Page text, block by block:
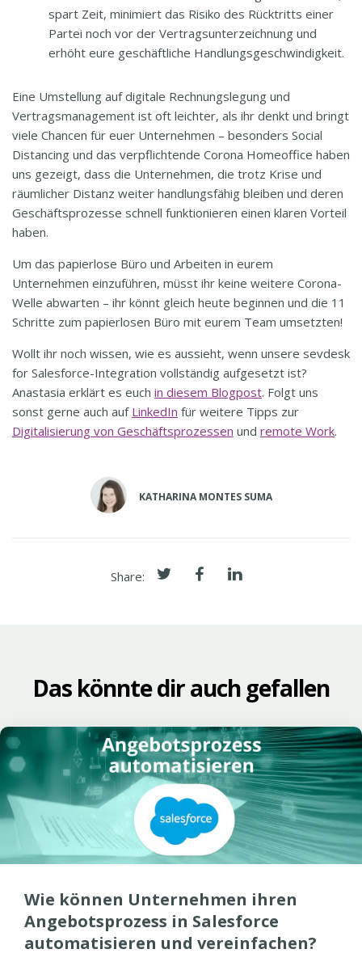
spart Zeit, minimiert das Risiko des Rücktritts einer
Partei noch vor der Vertragsunterzeichnung und
erhöht eure geschäftliche Handlungsgeschwindigkeit.
Eine Umstellung auf digitale Rechnungslegung und
Vertragsmanagement ist oft leichter, als ihr denkt und bringt
viele Chancen für euer Unternehmen – besonders Social
Distancing und das verpflichtende Corona Homeoffice haben
uns gezeigt, dass die Unternehmen, die trotz Krise und
räumlicher Distanz weiter handlungsfähig bleiben und deren
Geschäftsprozesse schnell funktionieren einen klaren Vorteil
haben.
Um das papierlose Büro und Arbeiten in eurem
Unternehmen einzuführen, müsst ihr keine weitere Corona-
Welle abwarten – ihr könnt gleich heute beginnen und die 11
Schritte zum papierlosen Büro mit eurem Team umsetzten!
Wollt ihr noch wissen, wie es aussieht, wenn unsere sevdesk
for Salesforce-Integration vollständig aufgesetzt ist?
Anastasia erklärt es euch in diesem Blogpost. Folgt uns
sonst gerne auch auf LinkedIn für weitere Tipps zur
Digitalisierung von Geschäftsprozessen und remote Work.
KATHARINA MONTES SUMA
Share:
Das könnte dir auch gefallen
Wie können Unternehmen ihren
Angebotsprozess in Salesforce
automatisieren und vereinfachen?